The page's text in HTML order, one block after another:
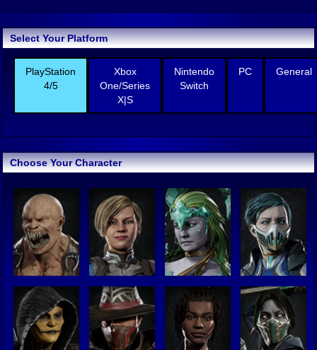
Select Your Platform
PlayStation
4/5
Xbox
One/Series
X|S
Nintendo
Switch
PC General
Choose Your Character